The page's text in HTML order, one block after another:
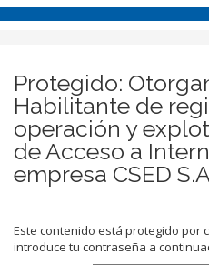
Protegido:
Habilitante de
operación y
de Acceso a
empresa CSED S.A
Este contenido está protegido por
introduce tu contraseña a